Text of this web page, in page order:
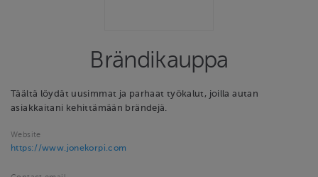
Brändikauppa
Täältä löydät uusimmat ja parhaat työkalut, joilla autan
asiakkaitani kehittämään brändejä.
Website
https://www.jonekorpi.com